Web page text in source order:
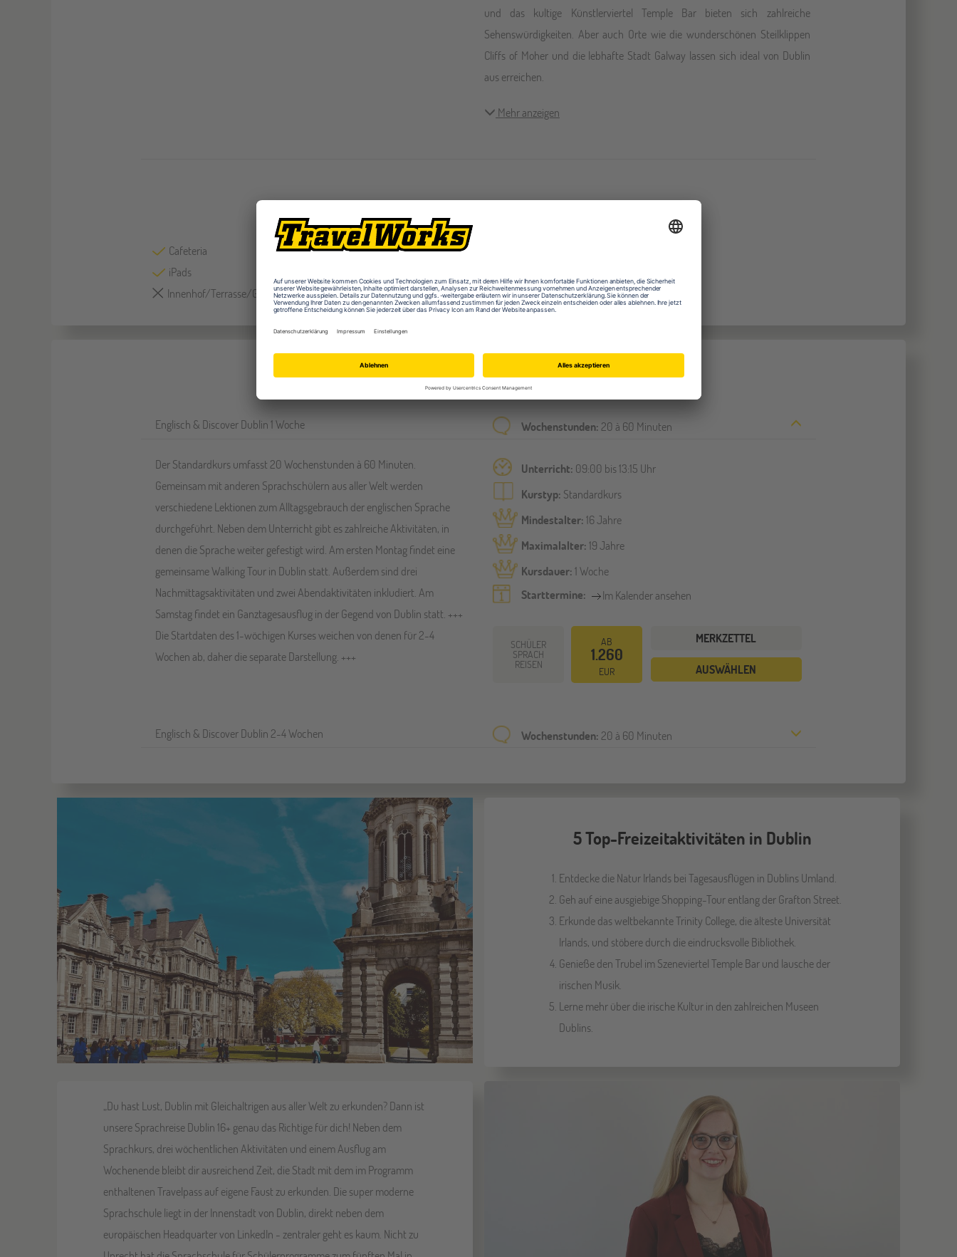
und das kultige Künstlerviertel Temple Bar bieten sich zahlreiche
Sehenswürdigkeiten. Aber auch Orte wie die wunderschönen Steilklippen
Cliffs of Moher und die lebhafte Stadt Galway lassen sich ideal von Dublin
aus erreichen.
Mehr anzeigen
Ausstattung
Cafeteria Game Zone
iPads
Innenhof/Terrasse/Garten
Englisch-Sprachkurse in Dublin
Englisch & Discover Dublin 1 Woche Wochenstunden: 20 à 60 Minuten
Der Standardkurs umfasst 20 Wochenstunden à 60 Minuten.
Gemeinsam mit anderen Sprachschülern aus aller Welt werden
verschiedene Lektionen zum Alltagsgebrauch der englischen Sprache
durchgeführt. Neben dem Unterricht gibt es zahlreiche Aktivitäten, in
denen die Sprache weiter gefestigt wird. Am ersten Montag findet eine
gemeinsame Walking Tour in Dublin statt. Außerdem sind drei
Nachmittagsaktivitäten und zwei Abendaktivitäten inkludiert. Am
Samstag findet ein Ganztagesausflug in der Gegend von Dublin statt. +++
Die Startdaten des 1-wöchigen Kurses weichen von denen für 2-4
Wochen ab, daher die separate Darstellung. +++
Unterricht: 09:00 bis 13:15 Uhr
Kurstyp: Standardkurs
Mindestalter:16 Jahre
Maximalalter:19 Jahre
Kursdauer:1 Woche
Starttermine:
Im Kalender ansehen
SCHÜLER
SPRACH
REISEN
AB
1.260
EUR
MERKZETTEL
AUSWÄHLEN
Englisch & Discover Dublin 2-4 Wochen Wochenstunden: 20 à 60 Minuten
5 Top-Freizeitaktivitäten in Dublin
Entdecke die Natur Irlands bei Tagesausflügen in Dublins Umland.
Geh auf eine ausgiebige Shopping-Tour entlang der Grafton Street.
Erkunde das weltbekannte Trinity College, die älteste Universität
Irlands, und stöbere durch die eindrucksvolle Bibliothek.
Genieße den Trubel im Szeneviertel Temple Bar und lausche der
irischen Musik.
Lerne mehr über die irische Kultur in den zahlreichen Museen
Dublins.
„Du hast Lust, Dublin mit Gleichaltrigen aus aller Welt zu erkunden? Dann ist
unsere Sprachreise Dublin 16+ genau das Richtige für dich! Neben dem
Sprachkurs, drei wöchentlichen Aktivitäten und einem Ausflug am
Wochenende bleibt dir ausreichend Zeit, die Stadt mit dem im Programm
enthaltenen Travelpass auf eigene Faust zu erkunden. Die super moderne
Sprachschule liegt in der Innenstadt von Dublin, direkt neben dem
europäischen Headquarter von LinkedIn - zentraler geht es kaum. Nicht zu